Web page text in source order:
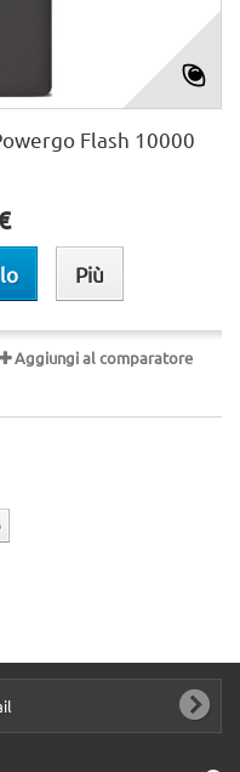
Flash 10000
Più
Aggiungi al comparatore